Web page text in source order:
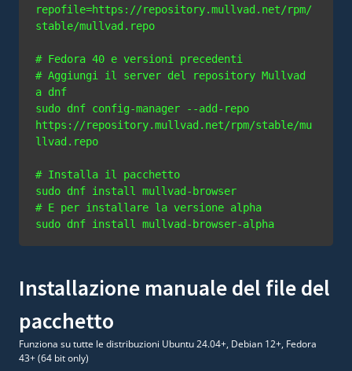
repofile=https://repository.mullvad.net/rpm/
# Fedora 40 e versioni precedenti
# Aggiungi il server del repository Mullvad
a dnf
sudo dnf config-manager --add-repo
https://repository.mullvad.net/rpm/stable/mu
# Installa il pacchetto
# E per installare la versione alpha
Installazione manuale del file del
pacchetto
Funziona su tutte le distribuzioni Ubuntu 24.04+, Debian 12+, Fedora
43+ (64 bit only)